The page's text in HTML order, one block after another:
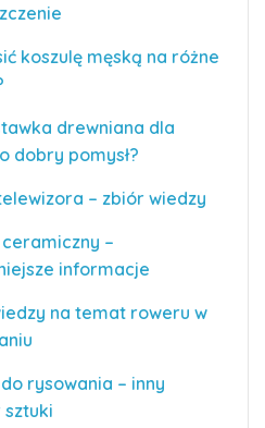
koszulę męską na różne
drewniana dla
dobry pomysł?
– zbiór wiedzy
ceramiczny –
informacje
na temat roweru w
rysowania – inny